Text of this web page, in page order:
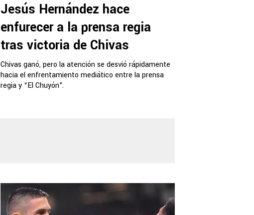
Jesús Hernández hace
enfurecer a la prensa regia
tras victoria de Chivas
Chivas ganó, pero la atención se desvió rápidamente
hacia el enfrentamiento mediático entre la prensa
regia y “El Chuyón”.